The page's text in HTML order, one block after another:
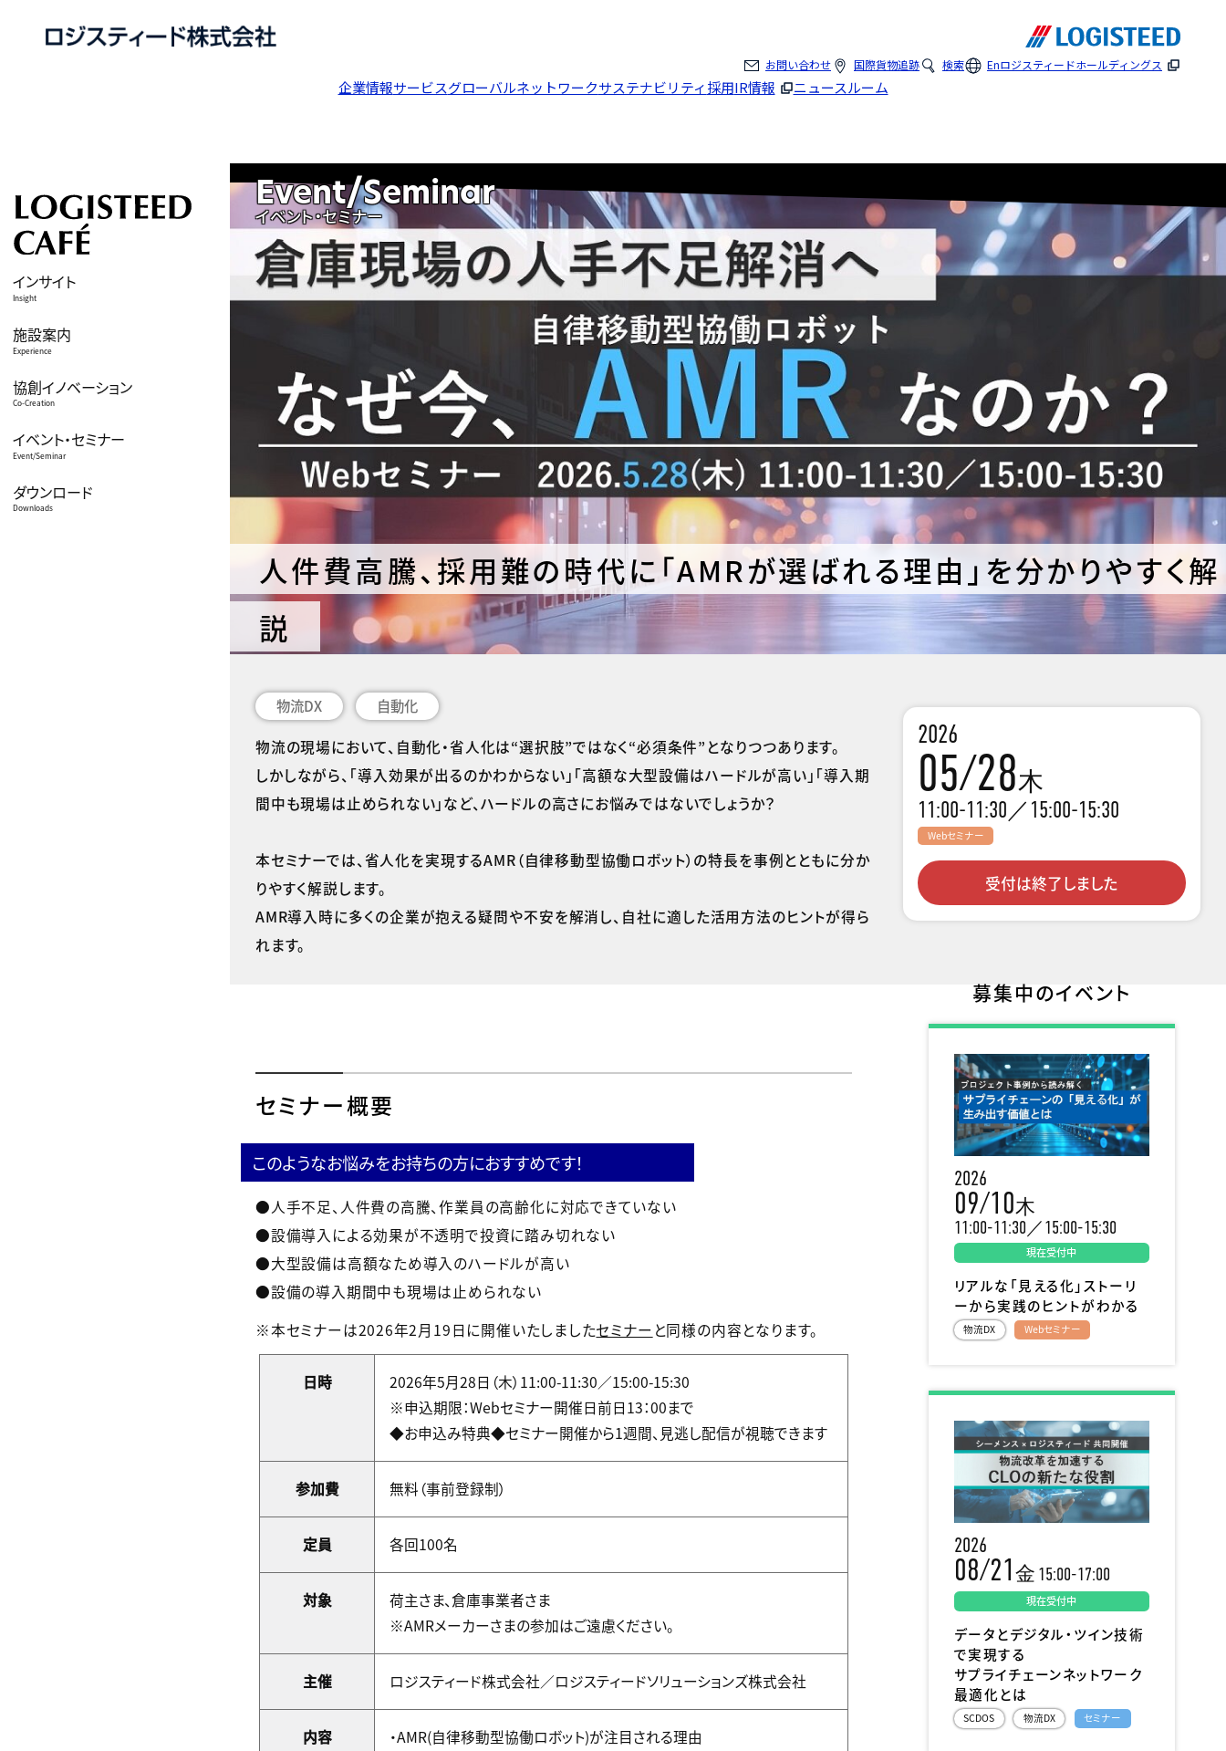
企業情報サービスグローバルネットワークサステナビリティ採用IR情報 ニュースルーム
お問い合わせ 国際貨物追跡 検索 Enロジスティードホールディングス
インサイト
Insight
施設案内
Experience
協創イノベーション
Co-Creation
イベント・セミナー
Event/Seminar
ダウンロード
Downloads
Event/Seminar
イベント・セミナー
人件費高騰、採用難の時代に「AMRが選ばれる理由」を分かりやすく解
説
物流DX 自動化
物流の現場において、自動化・省人化は“選択肢”ではなく“必須条件”となりつつあります。
しかしながら、「導入効果が出るのかわからない」「高額な大型設備はハードルが高い」「導入期
間中も現場は止められない」など、ハードルの高さにお悩みではないでしょうか？
本セミナーでは、省人化を実現するAMR（自律移動型協働ロボット）の特長を事例とともに分か
りやすく解説します。
AMR導入時に多くの企業が抱える疑問や不安を解消し、自社に適した活用方法のヒントが得ら
れます。
セミナー概要
このようなお悩みをお持ちの方におすすめです！
●人手不足、人件費の高騰、作業員の高齢化に対応できていない
●設備導入による効果が不透明で投資に踏み切れない
●大型設備は高額なため導入のハードルが高い
●設備の導入期間中も現場は止められない
※本セミナーは2026年2月19日に開催いたしましたセミナー と同様の内容となります。
日時
2026年5月28日（木）11:00-11:30／15:00-15:30
※申込期限：Webセミナー開催日前日13：00まで
◆お申込み特典◆セミナー開催から1週間、見逃し配信が視聴できます
参加費 無料（事前登録制）
定員 各回100名
対象
荷主さま、倉庫事業者さま
※AMRメーカーさまの参加はご遠慮ください。
主催 ロジスティード株式会社／ロジスティードソリューションズ株式会社
内容
・AMR(自律移動型協働ロボット)が注目される理由
2026
05/28木
11:00-11:30／15:00-15:30
Webセミナー
受付は終了しました
募集中のイベント
2026
09/10木
11:00-11:30／15:00-15:30
現在受付中
リアルな「見える化」ストーリ
ーから実践のヒントがわかる
物流DX Webセミナー
2026
08/21 金 15:00-17:00
現在受付中
データとデジタル・ツイン技術
で実現する
サプライチェーンネットワーク
最適化とは
SCDOS 物流DX セミナー